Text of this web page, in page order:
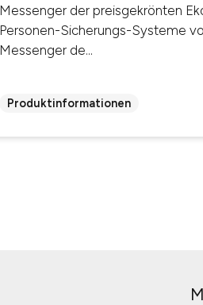
Messenger der preisgekrönten
Personen-Sicherungs-Systeme
Messenger de...
Produktinformationen